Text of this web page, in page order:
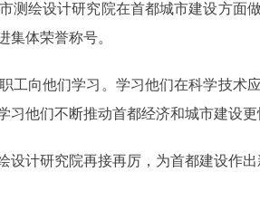
绘设计研究院在首都城市建设方面
集体荣誉称号。
向他们学习。学习他们在科学技术
他们不断推动首都经济和城市建设更
计研究院再接再厉，为首都建设作出